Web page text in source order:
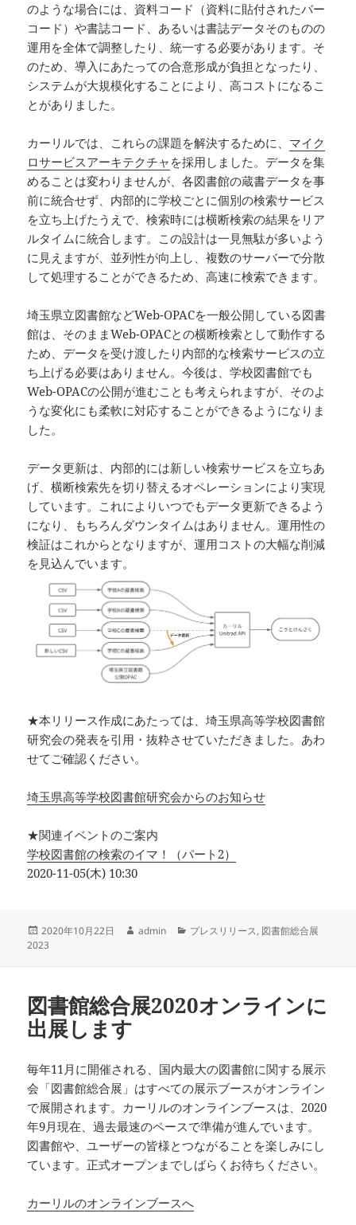
のような場合には、資料コード（資料に貼付されたバー
コード）や書誌コード、あるいは書誌データそのものの
運用を全体で調整したり、統一する必要があります。そ
のため、導入にあたっての合意形成が負担となったり、
システムが大規模化することにより、高コストになるこ
とがありました。
カーリルでは、これらの課題を解決するために、 マイク
ロサービスアーキテクチャ を採用しました。データを集
めることは変わりませんが、各図書館の蔵書データを事
前に統合せず、内部的に学校ごとに個別の検索サービス
を立ち上げたうえで、検索時には横断検索の結果をリア
ルタイムに統合します。この設計は一見無駄が多いよう
に見えますが、並列性が向上し、複数のサーバーで分散
して処理することができるため、高速に検索できます。
埼玉県立図書館などWeb-OPACを一般公開している図書
館は、そのままWeb-OPACとの横断検索として動作する
ため、データを受け渡したり内部的な検索サービスの立
ち上げる必要はありません。今後は、学校図書館でも
Web-OPACの公開が進むことも考えられますが、そのよ
うな変化にも柔軟に対応することができるようになりま
した。
データ更新は、内部的には新しい検索サービスを立ちあ
げ、横断検索先を切り替えるオペレーションにより実現
しています。これによりいつでもデータ更新できるよう
になり、もちろんダウンタイムはありません。運用性の
検証はこれからとなりますが、運用コストの大幅な削減
を見込んでいます。
★本リリース作成にあたっては、埼玉県高等学校図書館
研究会の発表を引用・抜粋させていただきました。あわ
せてご確認ください。
埼玉県高等学校図書館研究会からのお知らせ
★関連イベントのご案内
学校図書館の検索のイマ！（パート2）
2020-11-05(木) 10:30
投
稿
2020年10月22日
作
admin
カ
プレスリリース, 図書館総合展
2023
図書館総合展2020オンラインに
出展します
毎年11月に開催される、国内最大の図書館に関する展示
会「図書館総合展」はすべての展示ブースがオンライン
で展開されます。カーリルのオンラインブースは、2020
年9月現在、過去最速のペースで準備が進んでいます。
図書館や、ユーザーの皆様とつながることを楽しみにし
ています。正式オープンまでしばらくお待ちください。
カーリルのオンラインブースへ